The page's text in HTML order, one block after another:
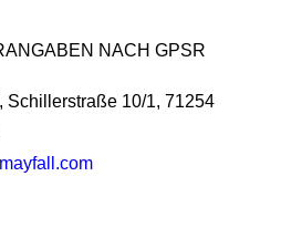
NACH GPSR
Schillerstraße 10/1, 71254